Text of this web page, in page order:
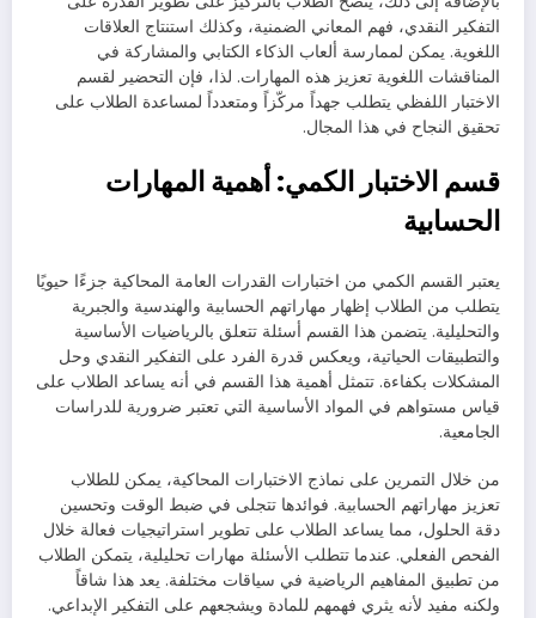
التفكير النقدي، فهم المعاني الضمنية، وكذلك استنتاج العلاقات
اللغوية. يمكن لممارسة ألعاب الذكاء الكتابي والمشاركة في
المناقشات اللغوية تعزيز هذه المهارات. لذا، فإن التحضير لقسم
الاختبار اللفظي يتطلب جهداً مركّزاً ومتعدداً لمساعدة الطلاب على
تحقيق النجاح في هذا المجال.
قسم الاختبار الكمي: أهمية المهارات
الحسابية
يعتبر القسم الكمي من اختبارات القدرات العامة المحاكية جزءًا حيويًا
يتطلب من الطلاب إظهار مهاراتهم الحسابية والهندسية والجبرية
والتحليلية. يتضمن هذا القسم أسئلة تتعلق بالرياضيات الأساسية
والتطبيقات الحياتية، ويعكس قدرة الفرد على التفكير النقدي وحل
المشكلات بكفاءة. تتمثل أهمية هذا القسم في أنه يساعد الطلاب على
قياس مستواهم في المواد الأساسية التي تعتبر ضرورية للدراسات
الجامعية.
من خلال التمرين على نماذج الاختبارات المحاكية، يمكن للطلاب
تعزيز مهاراتهم الحسابية. فوائدها تتجلى في ضبط الوقت وتحسين
دقة الحلول، مما يساعد الطلاب على تطوير استراتيجيات فعالة خلال
الفحص الفعلي. عندما تتطلب الأسئلة مهارات تحليلية، يتمكن الطلاب
من تطبيق المفاهيم الرياضية في سياقات مختلفة. يعد هذا شاقاً
ولكنه مفيد لأنه يثري فهمهم للمادة ويشجعهم على التفكير الإبداعي.